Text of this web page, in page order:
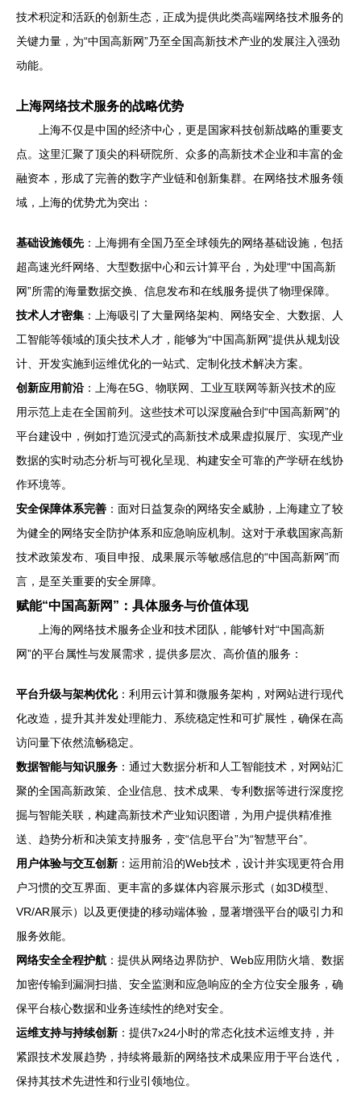
技术积淀和活跃的创新生态，正成为提供此类高端网络技术服务的
关键力量，为“中国高新网”乃至全国高新技术产业的发展注入强劲
动能。
上海网络技术服务的战略优势
上海不仅是中国的经济中心，更是国家科技创新战略的重要支
点。这里汇聚了顶尖的科研院所、众多的高新技术企业和丰富的金
融资本，形成了完善的数字产业链和创新集群。在网络技术服务领
域，上海的优势尤为突出：
基础设施领先：上海拥有全国乃至全球领先的网络基础设施，包括
超高速光纤网络、大型数据中心和云计算平台，为处理“中国高新
网”所需的海量数据交换、信息发布和在线服务提供了物理保障。
技术人才密集 ：上海吸引了大量网络架构、网络安全、大数据、人
工智能等领域的顶尖技术人才，能够为“中国高新网”提供从规划设
计、开发实施到运维优化的一站式、定制化技术解决方案。
创新应用前沿：上海在5G、物联网、工业互联网等新兴技术的应
用示范上走在全国前列。这些技术可以深度融合到“中国高新网”的
平台建设中，例如打造沉浸式的高新技术成果虚拟展厅、实现产业
数据的实时动态分析与可视化呈现、构建安全可靠的产学研在线协
作环境等。
安全保障体系完善 ：面对日益复杂的网络安全威胁，上海建立了较
为健全的网络安全防护体系和应急响应机制。这对于承载国家高新
技术政策发布、项目申报、成果展示等敏感信息的“中国高新网”而
言，是至关重要的安全屏障。
赋能“中国高新网”：具体服务与价值体现
上海的网络技术服务企业和技术团队，能够针对“中国高新
网”的平台属性与发展需求，提供多层次、高价值的服务：
平台升级与架构优化：利用云计算和微服务架构，对网站进行现代
化改造，提升其并发处理能力、系统稳定性和可扩展性，确保在高
访问量下依然流畅稳定。
数据智能与知识服务 ：通过大数据分析和人工智能技术，对网站汇
聚的全国高新政策、企业信息、技术成果、专利数据等进行深度挖
掘与智能关联，构建高新技术产业知识图谱，为用户提供精准推
送、趋势分析和决策支持服务，变“信息平台”为“智慧平台”。
用户体验与交互创新 ：运用前沿的Web技术，设计并实现更符合用
户习惯的交互界面、更丰富的多媒体内容展示形式（如3D模型、
VR/AR展示）以及更便捷的移动端体验，显著增强平台的吸引力和
服务效能。
网络安全全程护航 ：提供从网络边界防护、Web应用防火墙、数据
加密传输到漏洞扫描、安全监测和应急响应的全方位安全服务，确
保平台核心数据和业务连续性的绝对安全。
运维支持与持续创新 ：提供7x24小时的常态化技术运维支持，并
紧跟技术发展趋势，持续将最新的网络技术成果应用于平台迭代，
保持其技术先进性和行业引领地位。